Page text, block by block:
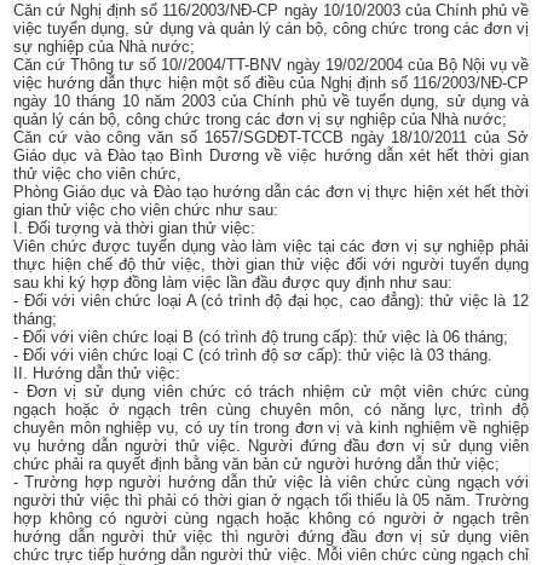
Căn cứ Nghị định số 116/2003/NĐ-CP ngày 10/10/2003 của Chính phủ về
việc tuyển dụng, sử dụng và quản lý cán bộ, công chức trong các đơn vị
sự nghiệp của Nhà nước;
Căn cứ Thông tư số 10//2004/TT-BNV ngày 19/02/2004 của Bộ Nội vụ về
việc hướng dẫn thực hiện một số điều của Nghị định số 116/2003/NĐ-CP
ngày 10 tháng 10 năm 2003 của Chính phủ về tuyển dụng, sử dụng và
quản lý cán bộ, công chức trong các đơn vị sự nghiệp của Nhà nước;
Căn cứ vào công văn số 1657/SGDĐT-TCCB ngày 18/10/2011 của Sở
Giáo dục và Đào tạo Bình Dương về việc hướng dẫn xét hết thời gian
thử việc cho viên chức,
Phòng Giáo dục và Đào tạo hướng dẫn các đơn vị thực hiện xét hết thời
gian thử việc cho viên chức như sau:
I. Đối tượng và thời gian thử việc:
Viên chức được tuyển dụng vào làm việc tại các đơn vị sự nghiệp phải
thực hiện chế độ thử việc, thời gian thử việc đối với người tuyển dụng
sau khi ký hợp đồng làm việc lần đầu được quy định như sau:
- Đối với viên chức loại A (có trình độ đại học, cao đẳng): thử việc là 12
tháng;
- Đối với viên chức loại B (có trình độ trung cấp): thử việc là 06 tháng;
- Đối với viên chức loại C (có trình độ sơ cấp): thử việc là 03 tháng.
II. Hướng dẫn thử việc:
- Đơn vị sử dụng viên chức có trách nhiệm cử một viên chức cùng
ngạch hoặc ở ngạch trên cùng chuyên môn, có năng lực, trình độ
chuyên môn nghiệp vụ, có uy tín trong đơn vị và kinh nghiệm về nghiệp
vụ hướng dẫn người thử việc. Người đứng đầu đơn vị sử dụng viên
chức phải ra quyết định bằng văn bản cử người hướng dẫn thử việc;
- Trường hợp người hướng dẫn thử việc là viên chức cùng ngạch với
người thử việc thì phải có thời gian ở ngạch tối thiểu là 05 năm. Trường
hợp không có người cùng ngạch hoặc không có người ở ngạch trên
hướng dẫn người thử việc thì người đứng đầu đơn vị sử dụng viên
chức trực tiếp hướng dẫn người thử việc. Mỗi viên chức cùng ngạch chỉ